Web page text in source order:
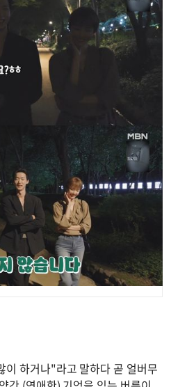
이 하거나"라고 말하다 곧 얼버무